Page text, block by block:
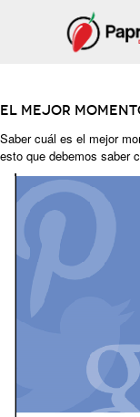
El mejor
Saber cuál es el mejor
esto que debemos saber